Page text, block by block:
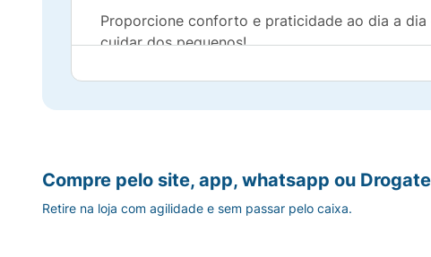
Proporcione conforto e praticidade ao dia a
cuidar dos pequenos!
Compre pelo site, app, whatsapp ou
Retire na loja com agilidade e sem passar pelo caixa.